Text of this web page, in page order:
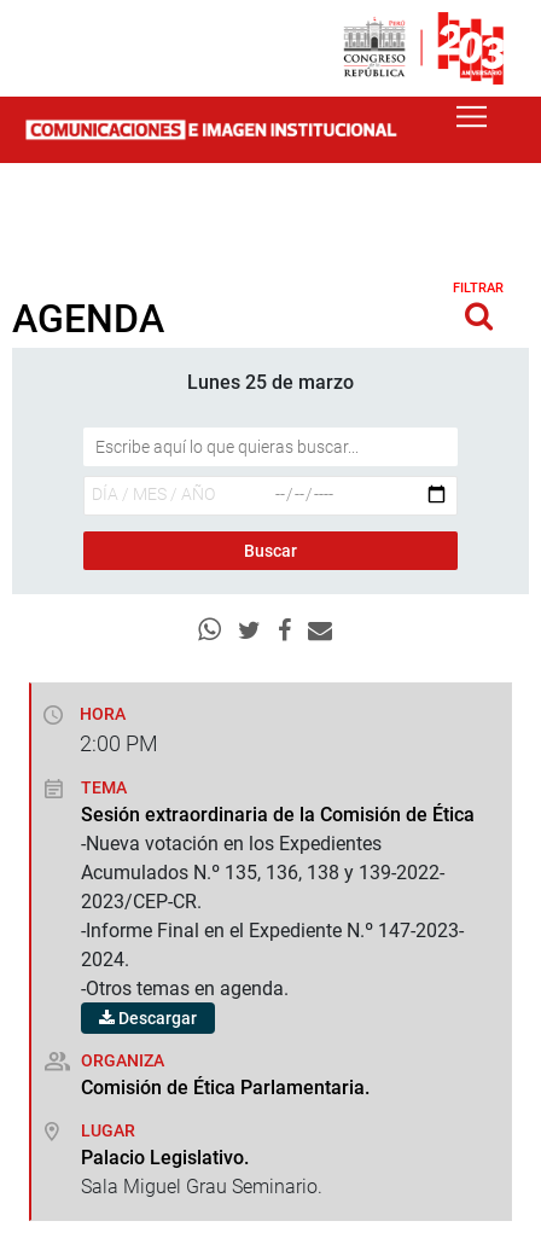
AGENDA
FILTRAR
Lunes 25 de marzo
HORA
2:00 PM
TEMA
Sesión extraordinaria de la Comisión de Ética
-Nueva votación en los Expedientes
Acumulados N.º 135, 136, 138 y 139-2022-
2023/CEP-CR.
-Informe Final en el Expediente N.º 147-2023-
2024.
-Otros temas en agenda.
Descargar
ORGANIZA
Comisión de Ética Parlamentaria.
LUGAR
Palacio Legislativo.
Sala Miguel Grau Seminario.